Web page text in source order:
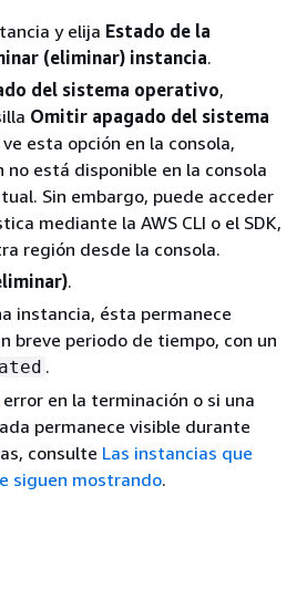
y elija Estado de la
(eliminar) instancia.
del sistema operativo,
Omitir apagado del sistema
ve esta opción en la consola,
no está disponible en la consola
Sin embargo, puede acceder
mediante la AWS CLI o el SDK,
región desde la consola.
.
instancia, ésta permanece
breve periodo de tiempo, con un
.
en la terminación o si una
permanece visible durante
consulte Las instancias que
siguen mostrando.